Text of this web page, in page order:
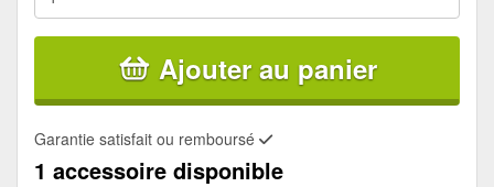
Ajouter au panier
Garantie satisfait ou remboursé
1 accessoire disponible